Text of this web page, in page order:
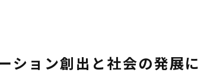
ション創出と社会の発展